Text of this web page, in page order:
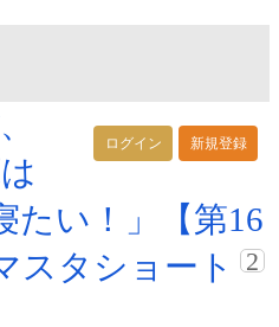
ログイン 新規登録
たい！」【第16
スタショート
2